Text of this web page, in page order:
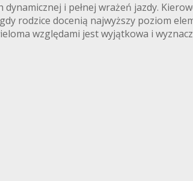
i pełnej wrażeń jazdy.
rodzice docenią najwyższy poziom
względami jest wyjątkowa i